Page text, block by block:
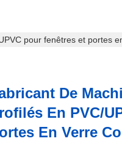
pour fenêtres et portes
De
En PVC/
En Verre